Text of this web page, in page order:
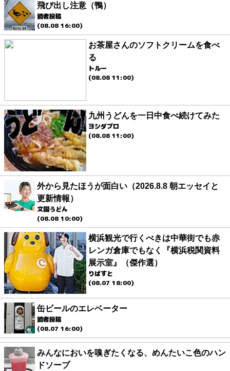
飛び出し注意（鴨）
読者投稿
(08.08 16:00)
お茶屋さんのソフトクリームを食べ
る
トルー
(08.08 11:00)
九州うどんを一日中食べ続けてみた
ヨシダプロ
(08.08 11:00)
外から見たほうが面白い（2026.8.8 朝エッセイと
更新情報）
文園うどん
(08.08 10:00)
横浜観光で行くべきは中華街でも赤
レンガ倉庫でもなく『横浜税関資料
展示室』（傑作選）
りばすと
(08.07 18:00)
缶ビールのエレベーター
読者投稿
(08.07 16:00)
みんなにおいを嗅ぎたくなる、めんたいこ色のハン
ドソープ